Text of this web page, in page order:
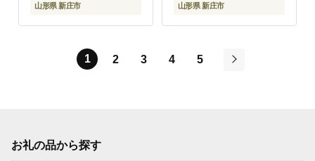
山形県 新庄市 山形県 新庄市
1 2 3 4
5
お礼の品から探す